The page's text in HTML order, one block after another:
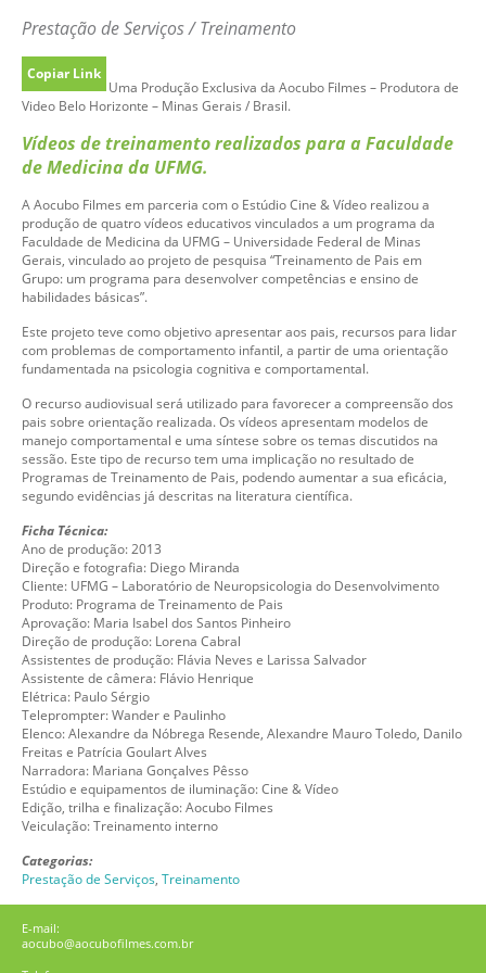
Prestação de Serviços / Treinamento
Copiar Link
Uma Produção Exclusiva da Aocubo Filmes – Produtora de
Video Belo Horizonte – Minas Gerais / Brasil.
Vídeos de treinamento realizados para a Faculdade
de Medicina da UFMG.
A Aocubo Filmes em parceria com o Estúdio Cine & Vídeo realizou a
produção de quatro vídeos educativos vinculados a um programa da
Faculdade de Medicina da UFMG – Universidade Federal de Minas
Gerais, vinculado ao projeto de pesquisa “Treinamento de Pais em
Grupo: um programa para desenvolver competências e ensino de
habilidades básicas”.
Este projeto teve como objetivo apresentar aos pais, recursos para lidar
com problemas de comportamento infantil, a partir de uma orientação
fundamentada na psicologia cognitiva e comportamental.
O recurso audiovisual será utilizado para favorecer a compreensão dos
pais sobre orientação realizada. Os vídeos apresentam modelos de
manejo comportamental e uma síntese sobre os temas discutidos na
sessão. Este tipo de recurso tem uma implicação no resultado de
Programas de Treinamento de Pais, podendo aumentar a sua eficácia,
segundo evidências já descritas na literatura científica.
Ficha Técnica:
Ano de produção: 2013
Direção e fotografia: Diego Miranda
Cliente: UFMG – Laboratório de Neuropsicologia do Desenvolvimento
Produto: Programa de Treinamento de Pais
Aprovação: Maria Isabel dos Santos Pinheiro
Direção de produção: Lorena Cabral
Assistentes de produção: Flávia Neves e Larissa Salvador
Assistente de câmera: Flávio Henrique
Elétrica: Paulo Sérgio
Teleprompter: Wander e Paulinho
Elenco: Alexandre da Nóbrega Resende, Alexandre Mauro Toledo, Danilo
Freitas e Patrícia Goulart Alves
Narradora: Mariana Gonçalves Pêsso
Estúdio e equipamentos de iluminação: Cine & Vídeo
Edição, trilha e finalização: Aocubo Filmes
Veiculação: Treinamento interno
Categorias:
Prestação de Serviços, Treinamento
E-mail:
aocubo@aocubofilmes.com.br